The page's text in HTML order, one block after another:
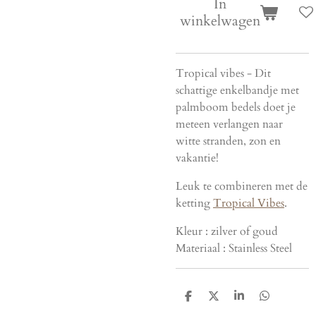
In
winkelwagen
Tropical vibes - Dit
schattige enkelbandje met
palmboom bedels doet je
meteen verlangen naar
witte stranden, zon en
vakantie!
Leuk te combineren met de
kettingTropical Vibes.
Kleur : zilver of goud
Materiaal : Stainless Steel
D
D
S
D